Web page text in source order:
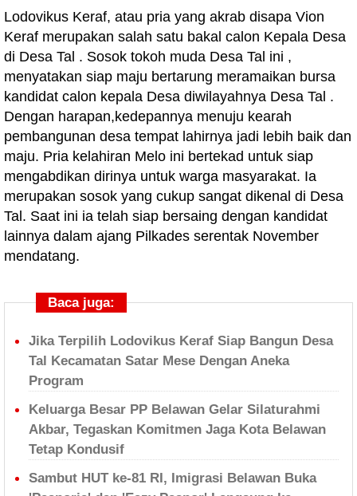
Lodovikus Keraf, atau pria yang akrab disapa Vion
Keraf merupakan salah satu bakal calon Kepala Desa
di Desa Tal . Sosok tokoh muda Desa Tal ini ,
menyatakan siap maju bertarung meramaikan bursa
kandidat calon kepala Desa diwilayahnya Desa Tal .
Dengan harapan,kedepannya menuju kearah
pembangunan desa tempat lahirnya jadi lebih baik dan
maju. Pria kelahiran Melo ini bertekad untuk siap
mengabdikan dirinya untuk warga masyarakat. Ia
merupakan sosok yang cukup sangat dikenal di Desa
Tal. Saat ini ia telah siap bersaing dengan kandidat
lainnya dalam ajang Pilkades serentak November
mendatang.
Baca juga:
Jika Terpilih Lodovikus Keraf Siap Bangun Desa
Tal Kecamatan Satar Mese Dengan Aneka
Program
Keluarga Besar PP Belawan Gelar Silaturahmi
Akbar, Tegaskan Komitmen Jaga Kota Belawan
Tetap Kondusif
Sambut HUT ke-81 RI, Imigrasi Belawan Buka